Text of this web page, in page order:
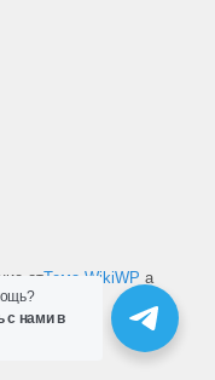
отТема WikiWP а
RSS
с нами в